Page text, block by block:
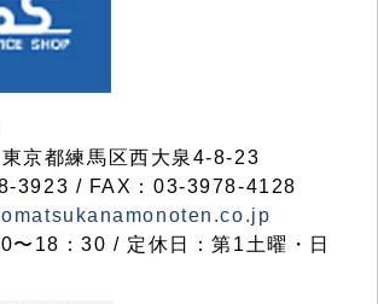
京都練馬区西大泉4-8-23
3923 / FAX：03-3978-4128
〜18：30 / 定休日：第1土曜・日